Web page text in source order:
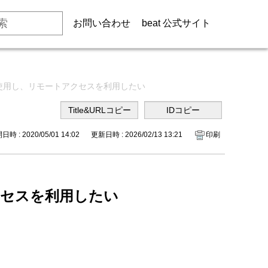
お問い合わせ beat 公式サイト
し、リモートアクセスを利用したい
日時 : 2020/05/01 14:02 更新日時 : 2026/02/13 13:21 印刷
スを利用したい